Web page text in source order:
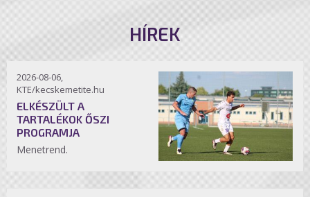
HÍREK
2026-08-06,
KTE/kecskemetite.hu
ELKÉSZÜLT A
TARTALÉKOK ŐSZI
PROGRAMJA
Menetrend.